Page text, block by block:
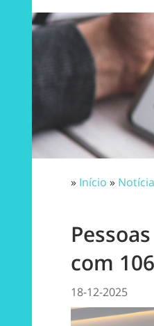
» Início »
com
18-12-2025